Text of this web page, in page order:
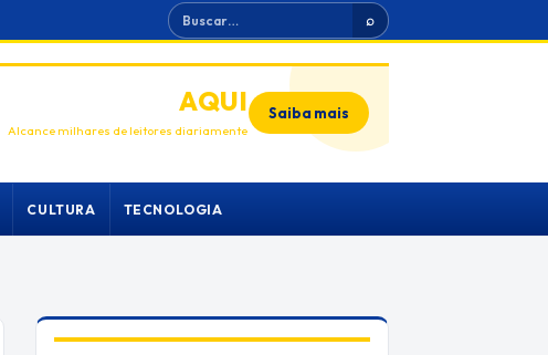
Buscar ⌕
ANUNCIEAQUI
Alcance milhares de leitores diariamente
Saiba mais
CULTURA TECNOLOGIA